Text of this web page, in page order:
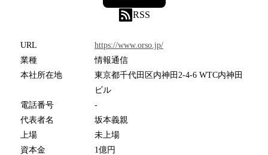
RSS
URL
https://www.orso.jp/
業種
情報通信
本社所在地
東京都千代田区内神田2-4-6 WTC内神田
ビル
電話番号
-
代表者名
坂本義親
上場
未上場
資本金
1億円